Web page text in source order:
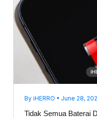
By iHERRO • June 28,
Tidak Semua Baterai
Diagnosis
yang
Baik
dan
Benar